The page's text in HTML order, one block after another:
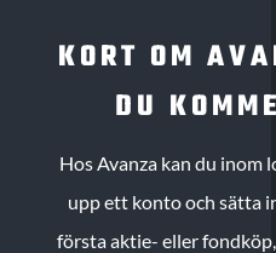
KORT OM
DU
Hos Avanza kan du inom
upp ett konto och sätta
första aktie- eller